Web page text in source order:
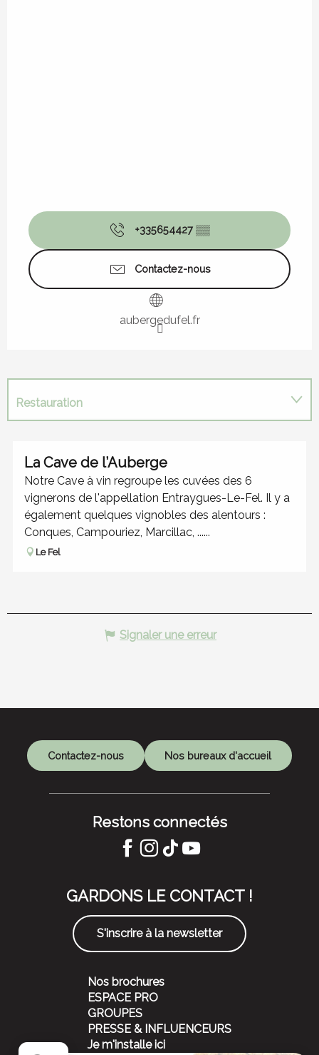
+335654427 ▒▒
Contactez-nous
aubergedufel.fr
Restauration
La Cave de l’Auberge
Notre Cave à vin regroupe les cuvées des 6
vignerons de l'appellation Entraygues-Le-Fel. Il y a
également quelques vignobles des alentours :
Conques, Campouriez, Marcillac, ......
Le Fel
Signaler une erreur
Contactez-nous Nos bureaux d'accueil
Restons connectés
GARDONS LE CONTACT !
S'inscrire à la newsletter
Nos brochures
ESPACE PRO
GROUPES
PRESSE & INFLUENCEURS
Je m'installe ici